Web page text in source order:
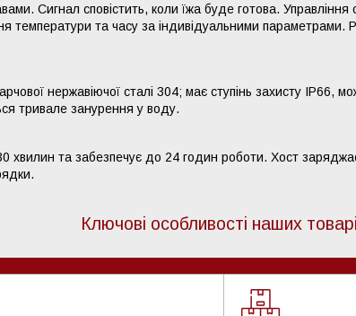
Сигнал сповістить, коли їжа буде готова. Управління
температури та часу за індивідуальними параметрами.
нержавіючої сталі 304; має ступінь захисту IP66,
тривале занурення у воду.
хвилин та забезпечує до 24 годин роботи. Хост
Ключові особливості наших